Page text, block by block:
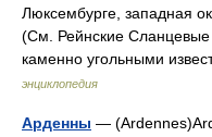
Люксембурге, западная
(См. Рейнские
каменно угольными
энциклопедия
Арденны —